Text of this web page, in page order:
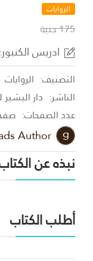
الروايات
175 جنية
ادريس
التصنيف: الروايات
الناشر: دار
عدد الصفحات:
Author
نبذه عن
أطلب الكتاب